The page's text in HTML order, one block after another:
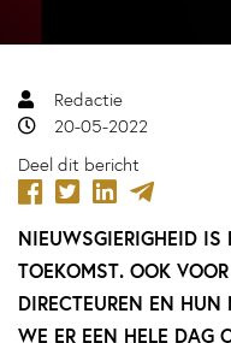
Redactie
20-05-2022
Deel dit bericht
NIEUWSGIERIGHEID
TOEKOMST. OOK
DIRECTEUREN EN HUN
WE ER EEN HELE DAG